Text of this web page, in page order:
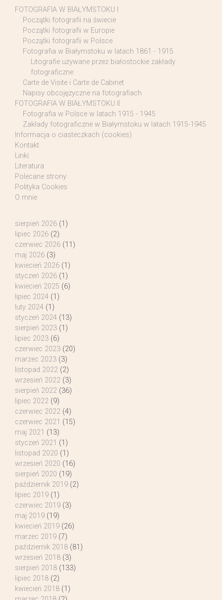
FOTOGRAFIA W BIAŁYMSTOKU I
Początki fotografii na świecie
Początki fotografii w Europie
Początki fotografii w Polsce
Fotografia w Białymstoku w latach 1861 - 1915
Litografie używane przez białostockie zakłady
fotograficzne
Carte de Visite i Carte de Cabinet
Napisy obcojęzyczne na fotografiach
FOTOGRAFIA W BIAŁYMSTOKU II
Fotografia w Polsce w latach 1915 - 1945
Zakłady fotograficzne w Białymstoku w latach 1915-1945
Informacja o ciasteczkach (cookies)
Kontakt
Linki
Literatura
Polecane strony
Polityka Cookies
O mnie
sierpień 2026 (1)
lipiec 2026 (2)
czerwiec 2026 (11)
maj 2026 (3)
kwiecień 2026 (1)
styczeń 2026 (1)
kwiecień 2025 (6)
lipiec 2024 (1)
luty 2024 (1)
styczeń 2024 (13)
sierpień 2023 (1)
lipiec 2023 (6)
czerwiec 2023 (20)
marzec 2023 (3)
listopad 2022 (2)
wrzesień 2022 (3)
sierpień 2022 (36)
lipiec 2022 (9)
czerwiec 2022 (4)
czerwiec 2021 (15)
maj 2021 (13)
styczeń 2021 (1)
listopad 2020 (1)
wrzesień 2020 (16)
sierpień 2020 (19)
październik 2019 (2)
lipiec 2019 (1)
czerwiec 2019 (3)
maj 2019 (19)
kwiecień 2019 (26)
marzec 2019 (7)
październik 2018 (81)
wrzesień 2018 (3)
sierpień 2018 (133)
lipiec 2018 (2)
kwiecień 2018 (1)